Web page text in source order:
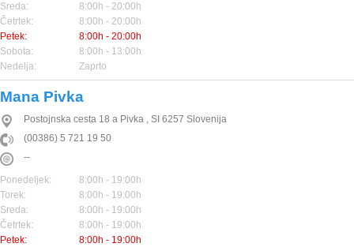
Sreda:
8:00h - 20:00h
Četrtek:
8:00h - 20:00h
Petek:
8:00h - 20:00h
Sobota:
8:00h - 13:00h
Nedelja:
Zaprto
Mana Pivka
Postojnska cesta 18 a Pivka , SI 6257 Slovenija
(00386) 5 721 19 50
--
Ponedeljek:
8:00h - 19:00h
Torek:
8:00h - 19:00h
Sreda:
8:00h - 19:00h
Četrtek:
8:00h - 19:00h
Petek:
8:00h - 19:00h